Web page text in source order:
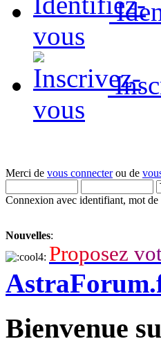
Merci de vous connecterou de
Connexion avec identifiant, mot de
Nouvelles:
Proposez vo
Bienvenue